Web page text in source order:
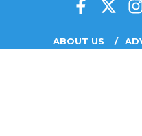
ABOUT US